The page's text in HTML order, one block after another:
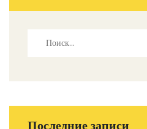
Последние записи